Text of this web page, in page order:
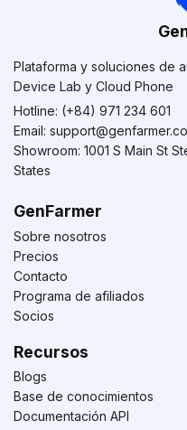
Plataforma y soluciones de
Device Lab y Cloud Phone
Hotline: (+84) 971 234 601
Email:
Showroom: 1001 S Main St
States
GenFarmer
Sobre nosotros
Precios
Contacto
Programa de afiliados
Socios
Recursos
Blogs
Base de conocimientos
Documentación API